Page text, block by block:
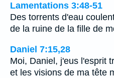
Lamentations 3:48-51
Des torrents d'eau
de la ruine de la fille de
Daniel 7:15,28
Moi, Daniel, j'eus l'esprit
et les visions de ma tête